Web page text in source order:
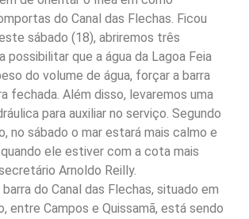
do Canal das Flechas. Ficou
sábado (18), abriremos três
possibilitar que a água da Lagoa Feia
do volume de água, forçar a barra
fechada. Além disso, levaremos uma
para auxiliar no serviço. Segundo
no sábado o mar estará mais calmo e
ele estiver com a cota mais
Arnoldo Reilly.
do Canal das Flechas, situado em
entre Campos e Quissamã, está sendo